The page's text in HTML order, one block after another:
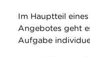
Im Hauptteil
Angebotes geht
Aufgabe